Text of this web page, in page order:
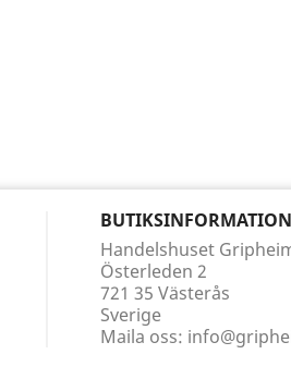
BUTIKSINFORMATION
Handelshuset
Österleden 2
721 35 Västerås
Sverige
Maila oss: